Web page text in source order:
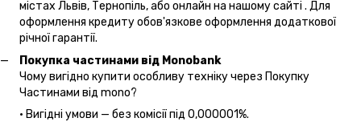
містах Львів, Тернопіль, або онлайн на нашому сайті . Для
оформлення кредиту обов'язкове оформлення додаткової
річної гарантії.
Покупка частинами від Monobank
Чому вигідно купити особливу техніку через Покупку
Частинами від mono?
• Вигідні умови — без комісії під 0,000001%.